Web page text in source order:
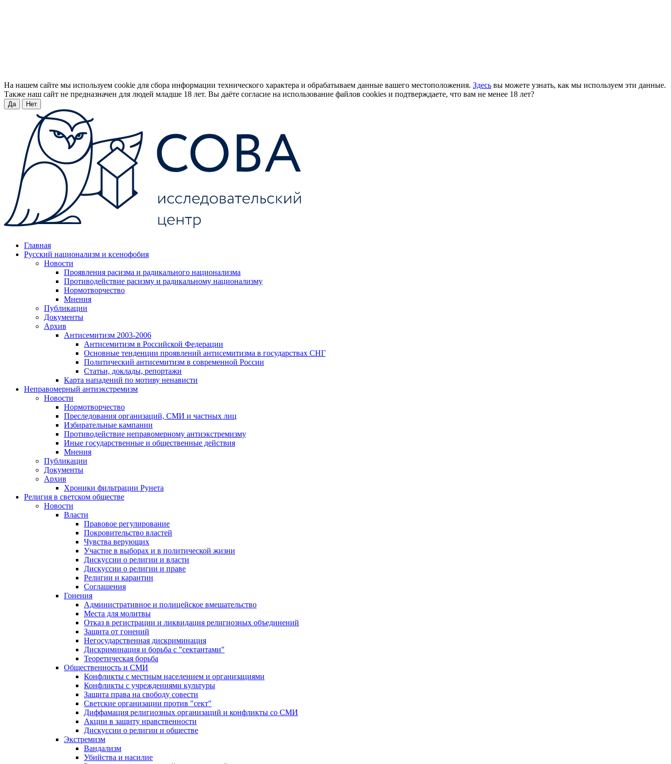
На нашем сайте мы используем cookie для сбора информации технического характера и обрабатываем данные вашего местоположения. Здесь вы можете узнать, как мы используем эти данные.
Также наш сайт не предназначен для людей младше 18 лет. Вы даёте согласие на использование файлов cookies и подтверждаете, что вам не менее 18 лет?
Да Нет
Главная
Русский национализм и ксенофобия
Новости
Проявления расизма и радикального национализма
Противодействие расизму и радикальному национализму
Нормотворчество
Мнения
Публикации
Документы
Архив
Антисемитизм 2003-2006
Антисемитизм в Российской Федерации
Основные тенденции проявлений антисемитизма в государствах СНГ
Политический антисемитизм в современной России
Статьи, доклады, репортажи
Карта нападений по мотиву ненависти
Неправомерный антиэкстремизм
Новости
Нормотворчество
Преследования организаций, СМИ и частных лиц
Избирательные кампании
Противодействие неправомерному антиэкстремизму
Иные государственные и общественные действия
Мнения
Публикации
Документы
Архив
Хроники фильтрации Рунета
Религия в светском обществе
Новости
Власти
Правовое регулирование
Покровительство властей
Чувства верующих
Участие в выборах и в политической жизни
Дискуссии о религии и власти
Дискуссии о религии и праве
Религии и карантин
Соглашения
Гонения
Административное и полицейское вмешательство
Места для молитвы
Отказ в регистрации и ликвидация религиозных объединений
Защита от гонений
Негосударственная дискриминация
Дискриминация и борьба с "сектантами"
Теоретическая борьба
Общественность и СМИ
Конфликты с местным населением и организациями
Конфликты с учреждениями культуры
Защита права на свободу совести
Светские организации против "сект"
Диффамация религиозных организаций и конфликты со СМИ
Акции в защиту нравственности
Дискуссии о религии и обществе
Экстремизм
Вандализм
Убийства и насилие